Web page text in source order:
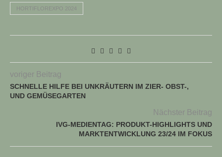
HORTIFLOREXPO 2024
voriger Beitrag
SCHNELLE HILFE BEI UNKRÄUTERN IM ZIER- OBST-,
UND GEMÜSEGARTEN
Nächster Beitrag
IVG-MEDIENTAG: PRODUKT-HIGHLIGHTS UND
MARKTENTWICKLUNG 23/24 IM FOKUS